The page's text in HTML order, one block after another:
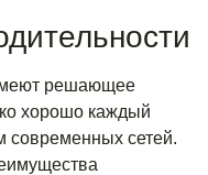
решающее
хорошо каждый
современных сетей.